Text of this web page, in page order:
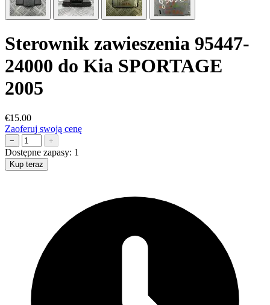
Sterownik zawieszenia 95447-
24000 do Kia SPORTAGE
2005
€15.00
Zaoferuj swoją cenę
− +
Dostępne zapasy: 1
Kup teraz